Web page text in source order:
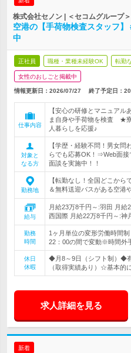
株式会社セノン | ＜セコムグループ
空港の【手荷物検査スタッフ
中
正社員 職種・業種未経験OK 転勤
女性のおしごと掲載中
情報更新日：2026/07/27 終了予定日：
仕事内容
【安心の研修とマニュアル
ま自身や手荷物を検査 ★
人暮らしを応援♪
対象と
なる方
【学歴・経験不問！男女問
らでも応募OK！⇒Web面
面談を実施中！！
勤務地
【転勤なし！全国どこから
＆無料送迎バスがある空港
給与
月給23万8千円～:羽田 月給
西国際 月給22万8千円～:神
勤務
時間
1ヶ月単位の変形労働時間
22：00の間で変動※時間外
休日
休暇
◆月8～9日（シフト制）◆
（取得実績あり）☆基本的
求人詳細を見る
新着